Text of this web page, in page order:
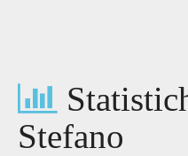
Stefano